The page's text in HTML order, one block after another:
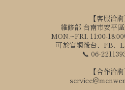
【客服洽詢
維修部 台南市安平
MON.~FRI. 11:00-
可於官網後台、FB、
📞 06-
【合作洽詢